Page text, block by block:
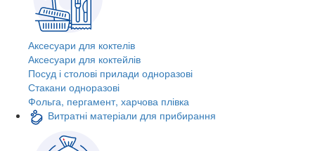
Аксесуари для коктелів
Аксесуари для коктейлів
Посуд і столові прилади одноразові
Стакани одноразові
Фольга, пергамент, харчова плівка
Витратні матеріали для прибирання